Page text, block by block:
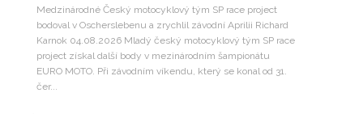
Medzinárodné Český motocyklový tým SP race project
bodoval v Oscherslebenu a zrychlil závodní Aprilii Richard
Karnok 04.08.2026 Mladý český motocyklový tým SP race
project získal další body v mezinárodním šampionátu
EURO MOTO. Při závodním víkendu, který se konal od 31.
čer...